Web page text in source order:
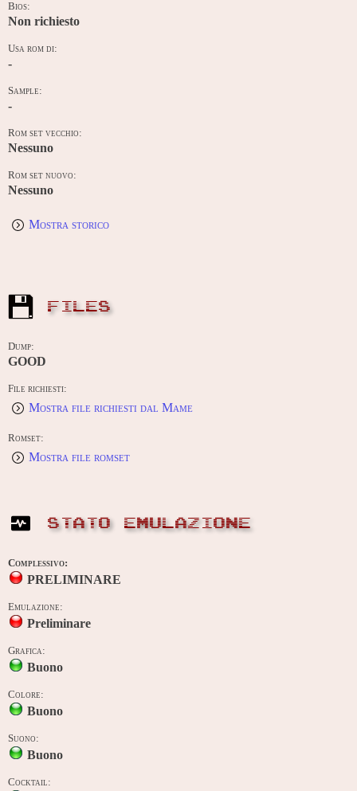
Bios:
Non richiesto
Usa rom di:
-
Sample:
-
Rom set vecchio:
Nessuno
Rom set nuovo:
Nessuno
Mostra storico
FILES
Dump:
GOOD
File richiesti:
Mostra file richiesti dal Mame
Romset:
Mostra file romset
STATO EMULAZIONE
Complessivo:
PRELIMINARE
Emulazione:
Preliminare
Grafica:
Buono
Colore:
Buono
Suono:
Buono
Cocktail: